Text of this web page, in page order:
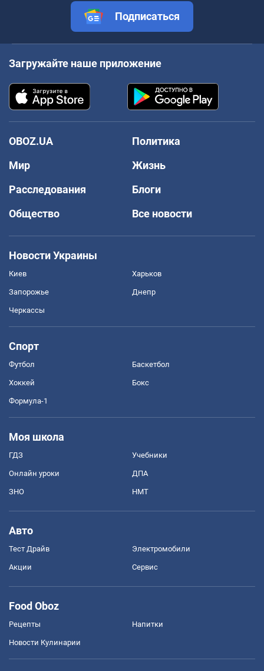
Подписаться
Загружайте наше приложение
OBOZ.UA
Политика
Мир
Жизнь
Расследования
Блоги
Общество
Все новости
Новости Украины
Киев Харьков
Запорожье Днепр
Черкассы
Спорт
Футбол Баскетбол
Хоккей Бокс
Формула-1
Моя школа
ГДЗ Учебники
Онлайн уроки ДПА
ЗНО НМТ
Авто
Тест Драйв Электромобили
Акции Сервис
Food Oboz
Рецепты Напитки
Новости Кулинарии